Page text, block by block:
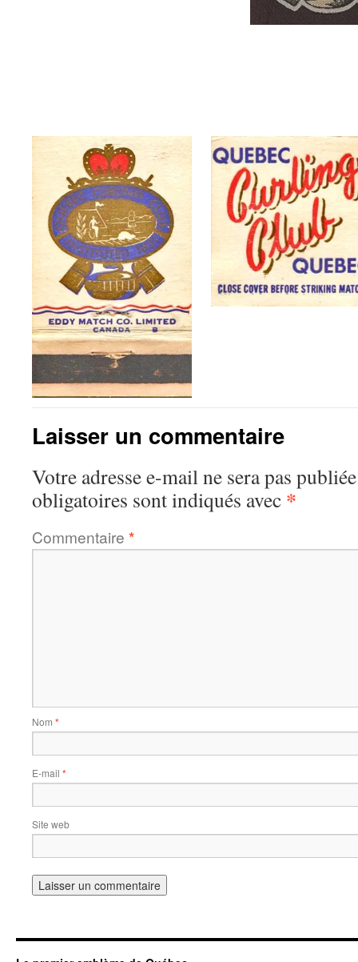
Laisser un commentaire
Votre adresse e-mail ne sera pas
obligatoires sont indiqués avec *
Commentaire *
Nom *
E-mail *
Site web